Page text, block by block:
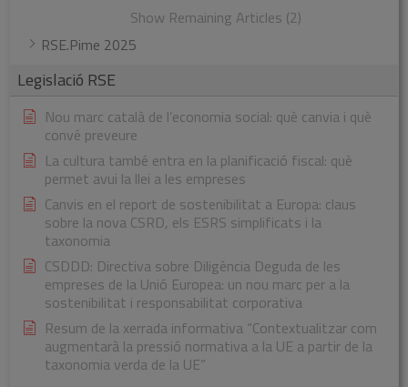
Show Remaining Articles (2)
RSE.Pime 2025
Legislació RSE
Nou marc català de l’economia social: què canvia i què
convé preveure
La cultura també entra en la planificació fiscal: què
permet avui la llei a les empreses
Canvis en el report de sostenibilitat a Europa: claus
sobre la nova CSRD, els ESRS simplificats i la
taxonomia
CSDDD: Directiva sobre Diligència Deguda de les
empreses de la Unió Europea: un nou marc per a la
sostenibilitat i responsabilitat corporativa
Resum de la xerrada informativa “Contextualitzar com
augmentarà la pressió normativa a la UE a partir de la
taxonomia verda de la UE”